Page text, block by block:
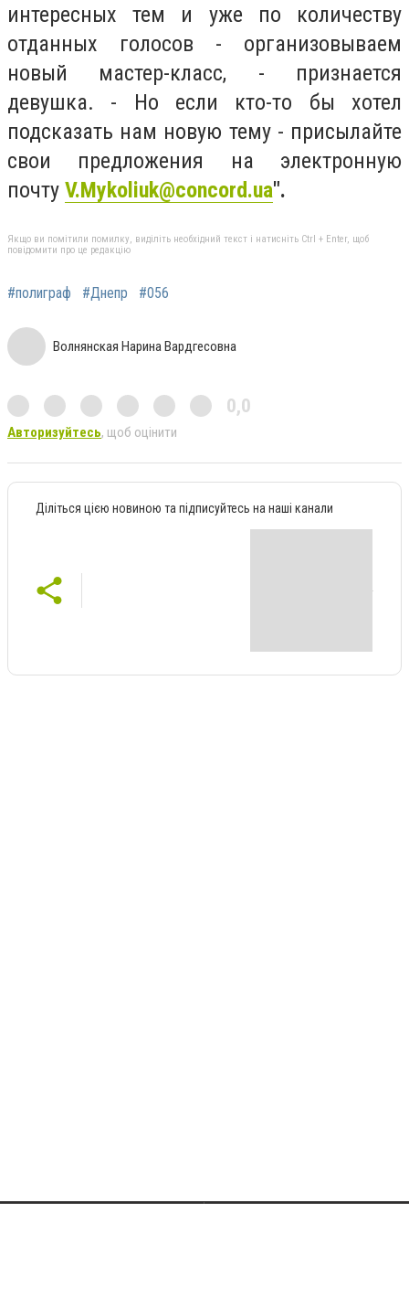
интересных тем и уже по количеству
отданных голосов - организовываем
новый мастер-класс, - признается
девушка. - Но если кто-то бы хотел
подсказать нам новую тему - присылайте
свои предложения на электронную
почту V.Mykoliuk@concord.ua".
Якщо ви помітили помилку, виділіть необхідний текст і натисніть Ctrl + Enter, щоб
повідомити про це редакцію
#полиграф #Днепр #056
Волнянская Нарина Вардгесовна
0,0
Авторизуйтесь, щоб оцінити
Діліться цією новиною та підписуйтесь на наші канали